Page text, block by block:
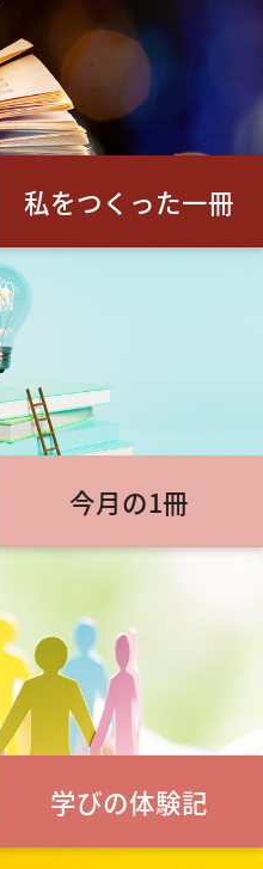
私をつくった一冊
今月の1冊
学びの体験記